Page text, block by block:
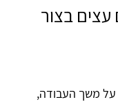
עצים בצור
על משך העבודה,